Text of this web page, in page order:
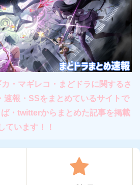
・マギレコ・まどドラに関するさ
速報・SSをまとめているサイトで
・twitterからまとめた記事を掲載
しています！！